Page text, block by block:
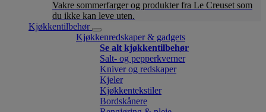
Vakre sommerfarger og produkter fra Le Creuset som
du ikke kan leve uten.
Kjøkkentilbehør
Kjøkkenredskaper & gadgets
Se alt kjøkkentilbehør
Salt- og pepperkverner
Kniver og redskaper
Kjeler
Kjøkkentekstiler
Bordskånere